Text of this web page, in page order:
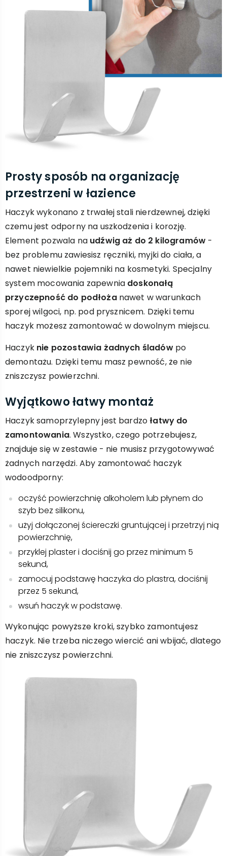
Prosty sposób na organizację
przestrzeni w łazience
Haczyk wykonano z trwałej stali nierdzewnej, dzięki
czemu jest odporny na uszkodzenia i korozję.
Element pozwala na udźwig aż do 2 kilogramów -
bez problemu zawiesisz ręczniki, myjki do ciała, a
nawet niewielkie pojemniki na kosmetyki. Specjalny
system mocowania zapewnia doskonałą
przyczepność do podłożanawet w warunkach
sporej wilgoci, np. pod prysznicem. Dzięki temu
haczyk możesz zamontować w dowolnym miejscu.
Haczyk nie pozostawia żadnych śladówpo
demontażu. Dzięki temu masz pewność, że nie
zniszczysz powierzchni.
Wyjątkowo łatwy montaż
Haczyk samoprzylepny jest bardzo łatwy do
zamontowania. Wszystko, czego potrzebujesz,
znajduje się w zestawie - nie musisz przygotowywać
żadnych narzędzi. Aby zamontować haczyk
wodoodporny:
oczyść powierzchnię alkoholem lub płynem do
szyb bez silikonu,
użyj dołączonej ściereczki gruntującej i przetrzyj nią
powierzchnię,
przyklej plaster i dociśnij go przez minimum 5
sekund,
zamocuj podstawę haczyka do plastra, dociśnij
przez 5 sekund,
wsuń haczyk w podstawę.
Wykonując powyższe kroki, szybko zamontujesz
haczyk. Nie trzeba niczego wiercić ani wbijać, dlatego
nie zniszczysz powierzchni.